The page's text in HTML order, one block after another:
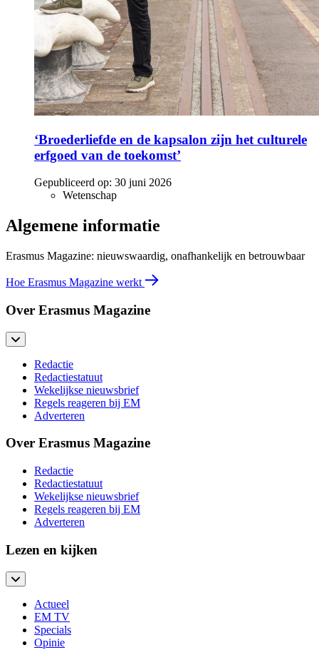
‘Broederliefde en de kapsalon zijn het culturele
erfgoed van de toekomst’
Gepubliceerd op: 30 juni 2026
Wetenschap
Algemene informatie
Erasmus Magazine: nieuwswaardig, onafhankelijk en betrouwbaar
Hoe Erasmus Magazine werkt
Over Erasmus Magazine
Redactie
Redactiestatuut
Wekelijkse nieuwsbrief
Regels reageren bij EM
Adverteren
Over Erasmus Magazine
Redactie
Redactiestatuut
Wekelijkse nieuwsbrief
Regels reageren bij EM
Adverteren
Lezen en kijken
Actueel
EM TV
Specials
Opinie